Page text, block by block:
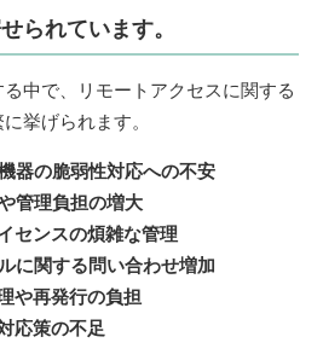
られています。
中で、リモートアクセスに関する
挙げられます。
器の脆弱性対応への不安
管理負担の増大
センスの煩雑な管理
に関する問い合わせ増加
や再発行の負担
応策の不足